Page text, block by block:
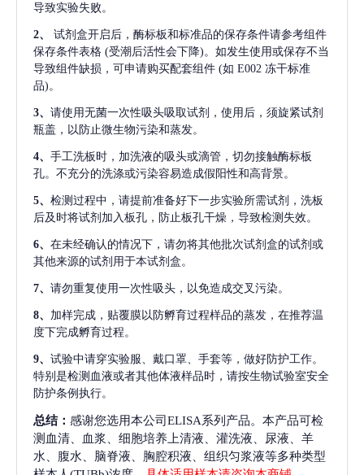
导致实验失败。
2、
试剂盒开启后，酶标板和标准品的保存条件请参考组件
保存条件表格 (受潮后活性会下降)。如发生使用或保存不当
导致组件缺损，可申请购买配套组件 (如 E002 冻干标准
品)。
3、 请使用无菌一次性吸头吸取试剂，使用后，须旋紧试剂
瓶盖，以防止微生物污染和蒸发。
4、 手工洗板时，加洗液的吸头或滴管，切勿接触酶标板
孔。不充分的洗涤或污染容易造成假阳性和高背景。
5、 检测过程中，请提前准备好下一步实验所需试剂，洗板
后及时将试剂加入板孔，防止板孔干燥，导致检测失效。
6、 在未经确认的情况下，请勿将其他批次试剂盒的试剂或
其他来源的试剂用于本试剂盒。
7、 请勿重复使用一次性吸头，以免造成交叉污染。
8、 加样完成，贴覆膜以防孵育过程样品的蒸发，在推荐温
度下完成孵育过程。
9、 试验中请穿实验服、戴口罩、手套等，做好防护工作。
特别是检测血液或者其他体液样品时，请按生物试验室安全
防护条例执行。
总结： 感谢您选用本公司ELISA系列产品。本产品可检
测血清、血浆、细胞培养上清液、灌洗液、尿液、羊
水、腹水、脑脊液、胸腔积液、组织匀浆液等多种类型